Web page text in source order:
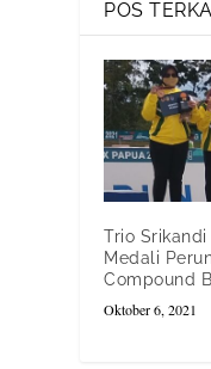
POS
Trio
Medali
Compound
Oktober 6, 2021